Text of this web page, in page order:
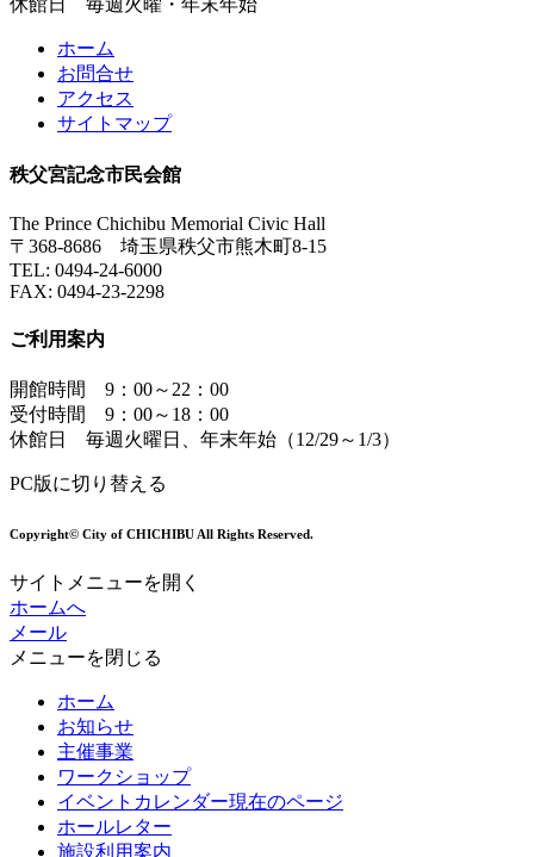
休館日 毎週火曜・年末年始
ホーム
お問合せ
アクセス
サイトマップ
秩父宮記念市民会館
The Prince Chichibu Memorial Civic Hall
〒368-8686 埼玉県秩父市熊木町8-15
TEL: 0494-24-6000
FAX: 0494-23-2298
ご利用案内
開館時間 9：00～22：00
受付時間 9：00～18：00
休館日 毎週火曜日、年末年始（12/29～1/3）
PC版に切り替える
Copyright© City of CHICHIBU All Rights Reserved.
サイトメニューを開く
ホームへ
メール
メニューを閉じる
ホーム
お知らせ
主催事業
ワークショップ
イベントカレンダー現在のページ
ホールレター
施設利用案内